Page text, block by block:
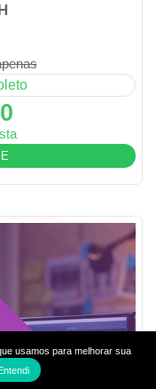
usamos para melhorar sua